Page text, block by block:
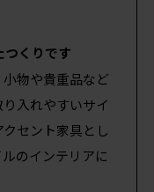
つくりです
物や貴重品など
入れやすいサイ
セント家具とし
のインテリアに